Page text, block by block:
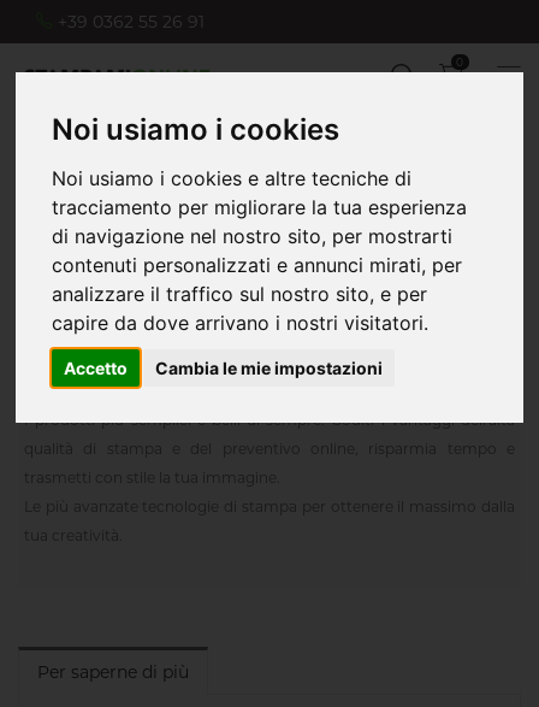
Noi usiamo i cookies
Noi usiamo i cookies e altre tecniche di
tracciamento per migliorare la tua esperienza
di navigazione nel nostro sito, per mostrarti
contenuti personalizzati e annunci mirati, per
analizzare il traffico sul nostro sito, e per
capire da dove arrivano i nostri visitatori.
Accetto Cambia le mie impostazioni
+39 0362 55 26 91
0
Home Piccolo Formato Carta intestata
I prodotti più semplici e belli di sempre. Goditi i vantaggi dell'alta
qualità di stampa e del preventivo online, risparmia tempo e
trasmetti con stile la tua immagine.
Le più avanzate tecnologie di stampa per ottenere il massimo dalla
tua creatività.
Per saperne di più